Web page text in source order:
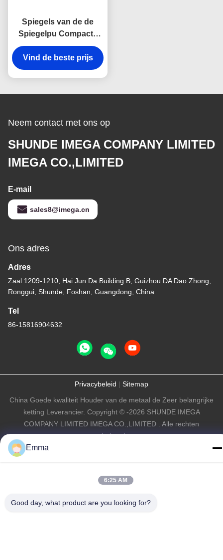
Spiegels van de de
Spiegelpu Compacte
Handtas van de
Macaron de Promotie
Kosmetische Zak
Vind de beste prijs
Neem contact met ons op
SHUNDE IMEGA COMPANY LIMITED
IMEGA CO.,LIMITED
E-mail
sales8@imega.cn
Ons adres
Adres
Zaal 1209-1210, Hai Jun Da Building B, Guizhou DA Dao Zhong,
Ronggui, Shunde, Foshan, Guangdong, China
Tel
86-15816904632
Privacybeleid | Sitemap
China Goede kwaliteit Houder van de metaal de Zeer belangrijke
ketting Leverancier. Copyright © -2026 SHUNDE IMEGA
COMPANY LIMITED IMEGA CO.,LIMITED . Alle rechten
voorbehouden.
Emma
6:25 AM
Good day, what product are you looking for?